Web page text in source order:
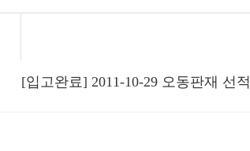
[입고완료] 2011-10-29 오동판재 선적